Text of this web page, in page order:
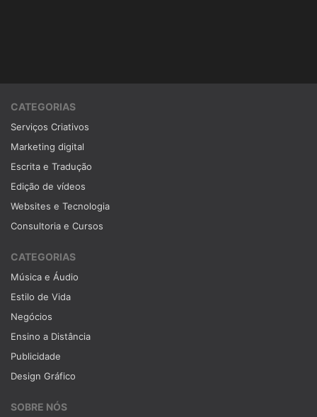
CATEGORIAS
Serviços Criativos
Marketing digital
Escrita e Tradução
Edição de vídeos
Websites e Tecnologia
Consultoria e Cursos
CATEGORIAS
Música e Áudio
Estilo de Vida
Negócios
Ensino a Distância
Publicidade
Design Gráfico
SOBRE NÓS